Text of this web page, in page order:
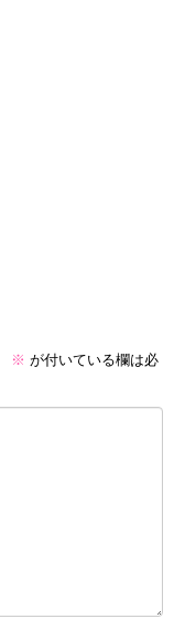
※ が付いている欄は必